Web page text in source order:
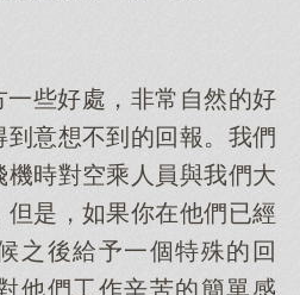
一些好處，非常自然的好
意想不到的回報。我們
時對空乘人員與我們大
是，如果你在他們已經
之後給予一個特殊的回
他們工作辛苦的簡單感